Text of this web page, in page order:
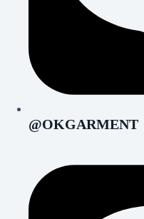
@OKGARMENT